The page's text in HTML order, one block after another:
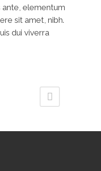
ante, elementum
sit amet, nibh.
dui viverra